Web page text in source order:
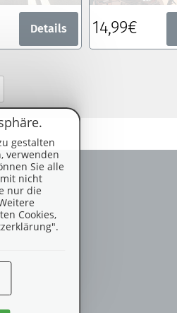
gestalten
verwenden
Sie alle
nicht
nur die
Cookies,
Details 14,99€